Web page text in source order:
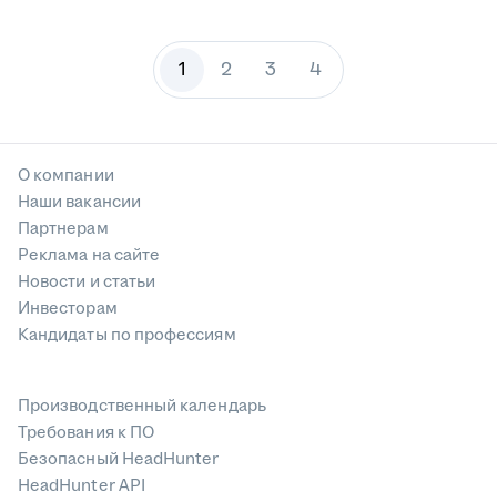
1 2 3 4
О компании
Наши вакансии
Партнерам
Реклама на сайте
Новости и статьи
Инвесторам
Кандидаты по профессиям
Производственный календарь
Требования к ПО
Безопасный HeadHunter
HeadHunter API